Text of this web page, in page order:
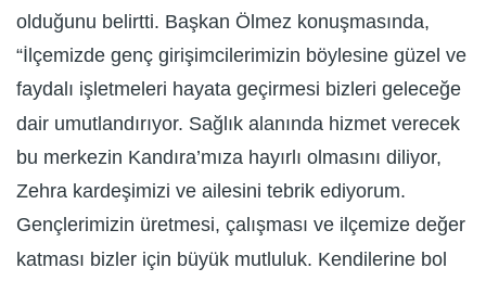
olduğunu belirtti. Başkan Ölmez konuşmasında,
“İlçemizde genç girişimcilerimizin böylesine güzel ve
faydalı işletmeleri hayata geçirmesi bizleri geleceğe
dair umutlandırıyor. Sağlık alanında hizmet verecek
bu merkezin Kandıra’mıza hayırlı olmasını diliyor,
Zehra kardeşimizi ve ailesini tebrik ediyorum.
Gençlerimizin üretmesi, çalışması ve ilçemize değer
katması bizler için büyük mutluluk. Kendilerine bol